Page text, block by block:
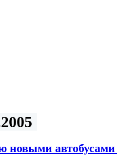
новыми